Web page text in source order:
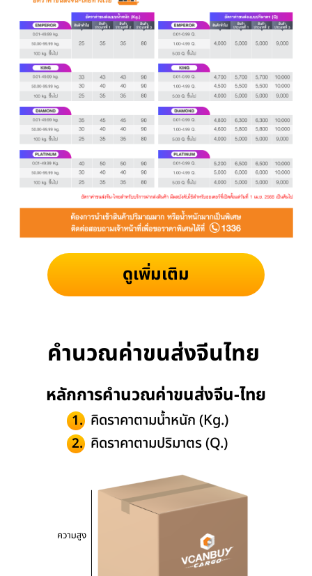
ดูเพิ่มเติม
คำนวณค่าขนส่งจีนไทย
หลักการคำนวณค่าขนส่งจีน-ไทย
1. คิดราคาตามน้ำหนัก (Kg.)
2. คิดราคาตามปริมาตร (Q.)